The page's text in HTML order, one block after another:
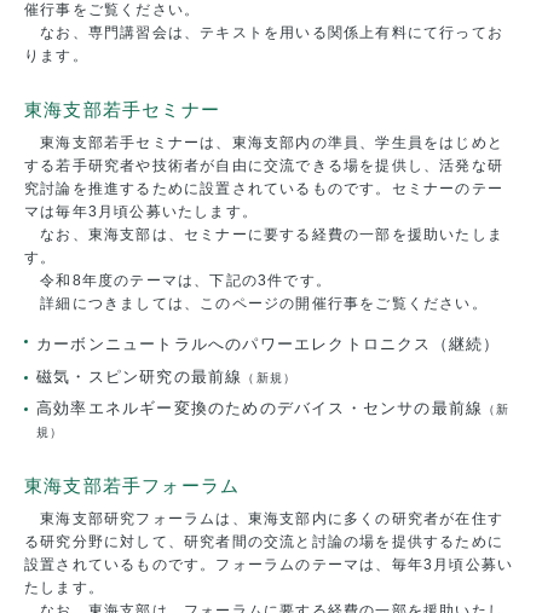
催行事をご覧ください。
なお、専門講習会は、テキストを用いる関係上有料にて行ってお
ります。
東海支部若手セミナー
東海支部若手セミナーは、東海支部内の準員、学生員をはじめと
する若手研究者や技術者が自由に交流できる場を提供し、活発な研
究討論を推進するために設置されているものです。セミナーのテー
マは毎年3月頃公募いたします。
なお、東海支部は、セミナーに要する経費の一部を援助いたしま
す。
令和8年度のテーマは、下記の3件です。
詳細につきましては、このページの開催行事をご覧ください。
カーボンニュートラルへのパワーエレクトロニクス
（継続）
磁気・スピン研究の最前線
（新規）
高効率エネルギー変換のためのデバイス・センサの最前線
（新
規）
東海支部若手フォーラム
東海支部研究フォーラムは、東海支部内に多くの研究者が在住す
る研究分野に対して、研究者間の交流と討論の場を提供するために
設置されているものです。フォーラムのテーマは、毎年3月頃公募い
たします。